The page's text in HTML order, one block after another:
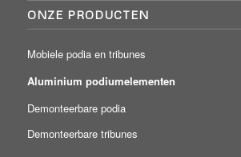
ONZE PRODUCTEN
Mobiele podia en tribunes
Aluminium podiumelementen
Demonteerbare podia
Demonteerbare tribunes